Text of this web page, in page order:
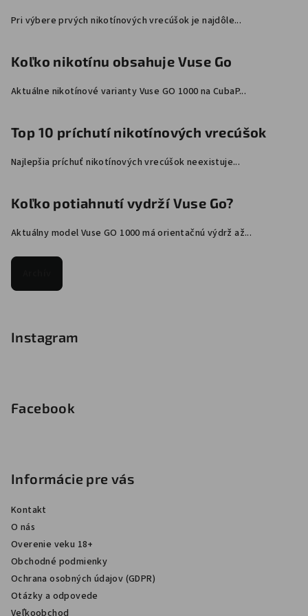
Pri výbere prvých nikotínových vrecúšok je najdôle...
Koľko nikotínu obsahuje Vuse Go
Aktuálne nikotínové varianty Vuse GO 1000 na CubaP...
Top 10 príchutí nikotínových vrecúšok
Najlepšia príchuť nikotínových vrecúšok neexistuje...
Koľko potiahnutí vydrží Vuse Go?
Aktuálny model Vuse GO 1000 má orientačnú výdrž až...
Instagram
Facebook
Informácie pre vás
Kontakt
O nás
Overenie veku 18+
Obchodné podmienky
Ochrana osobných údajov (GDPR)
Otázky a odpovede
Veľkoobchod